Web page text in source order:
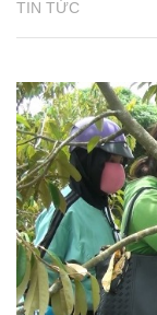
TIN TỨC